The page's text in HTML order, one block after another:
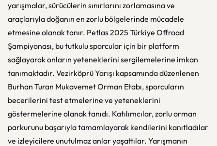
yarışmalar, sürücülerin sınırlarını zorlamasına ve
araçlarıyla doğanın en zorlu bölgelerinde mücadele
etmesine olanak tanır. Petlas 2025 Türkiye Offroad
Şampiyonası, bu tutkulu sporcular için bir platform
sağlayarak onların yeteneklerini sergilemelerine imkan
tanımaktadır. Vezirköprü Yarışı kapsamında düzenlenen
Burhan Turan Mukavemet Orman Etabı, sporcuların
becerilerini test etmelerine ve yeteneklerini
göstermelerine olanak tanıdı. Katılımcılar, zorlu orman
parkurunu başarıyla tamamlayarak kendilerini kanıtladılar
ve izleyicilere unutulmaz anlar yaşattılar. Yarışmanın